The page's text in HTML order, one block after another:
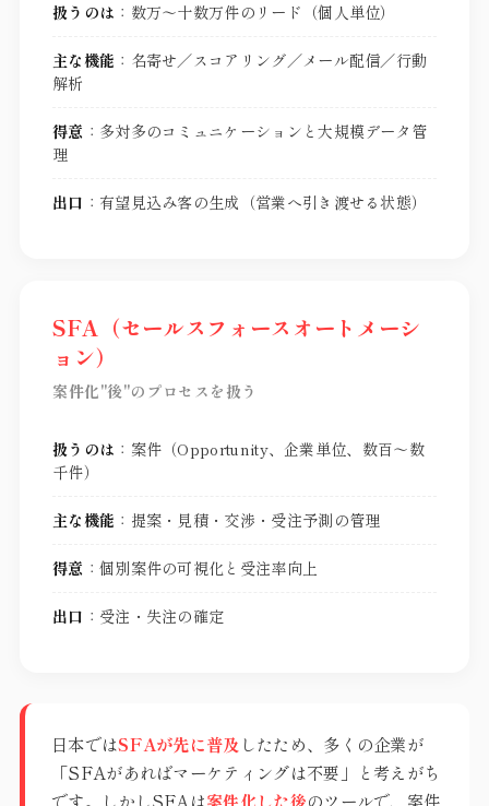
扱うのは ：数万〜十数万件のリード（個人単位）
主な機能 ：名寄せ／スコアリング／メール配信／行動
解析
得意 ：多対多のコミュニケーションと大規模データ管
理
出口 ：有望見込み客の生成（営業へ引き渡せる状態）
SFA（セールスフォースオートメーシ
ョン）
案件化"後"のプロセスを扱う
扱うのは ：案件（Opportunity、企業単位、数百〜数
千件）
主な機能 ：提案・見積・交渉・受注予測の管理
得意 ：個別案件の可視化と受注率向上
出口 ：受注・失注の確定
日本ではSFAが先に普及 したため、多くの企業が
「SFAがあればマーケティングは不要」と考えがち
です。しかしSFAは案件化した後のツールで、案件